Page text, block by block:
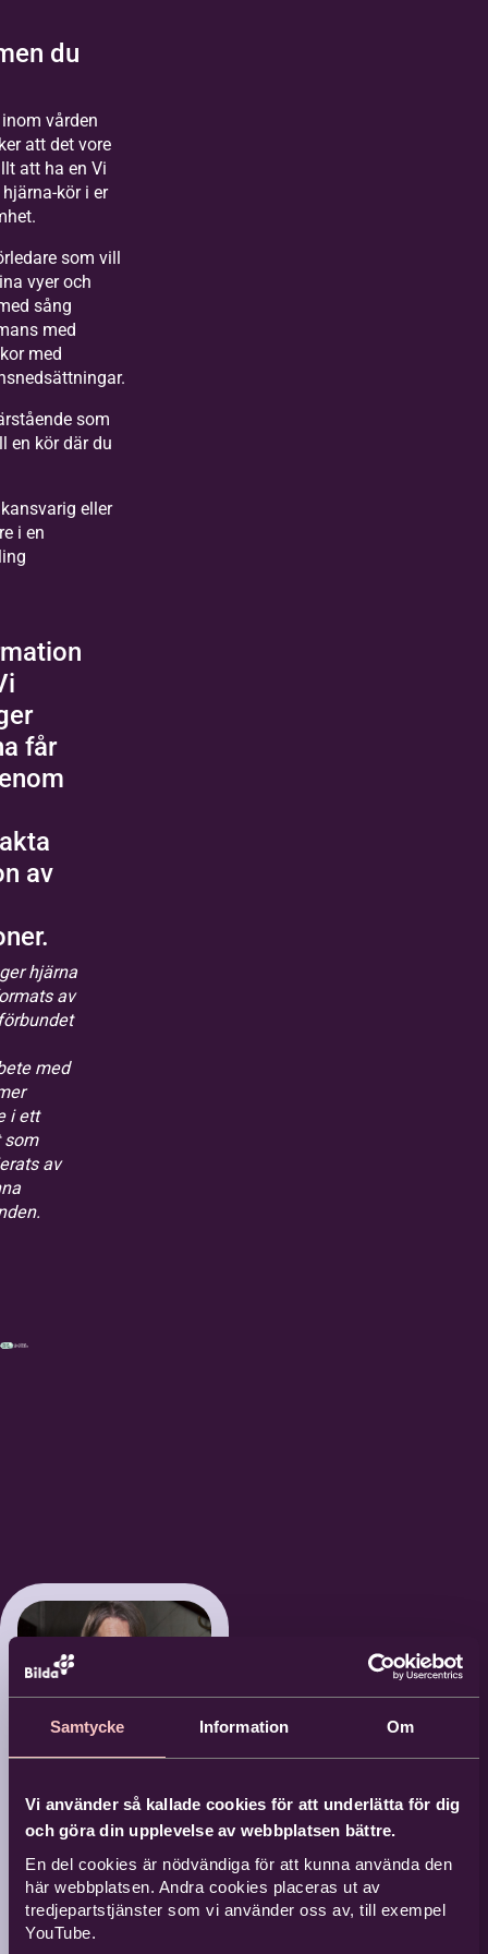
Samtycke Information Om
Vi använder så kallade cookies för att underlätta för dig
och göra din upplevelse av webbplatsen bättre.
En del cookies är nödvändiga för att kunna använda den
här webbplatsen. Andra cookies placeras ut av
tredjepartstjänster som vi använder oss av, till exempel
YouTube.
du
vården
att det vore
att ha en Vi
kör i er
som vill
vyer och
sång
med
med
som
en kör där du
eller
i en
får
av
hjärna
av
med
i ett
som
av
Det finns
inget
som kan
mäta sig